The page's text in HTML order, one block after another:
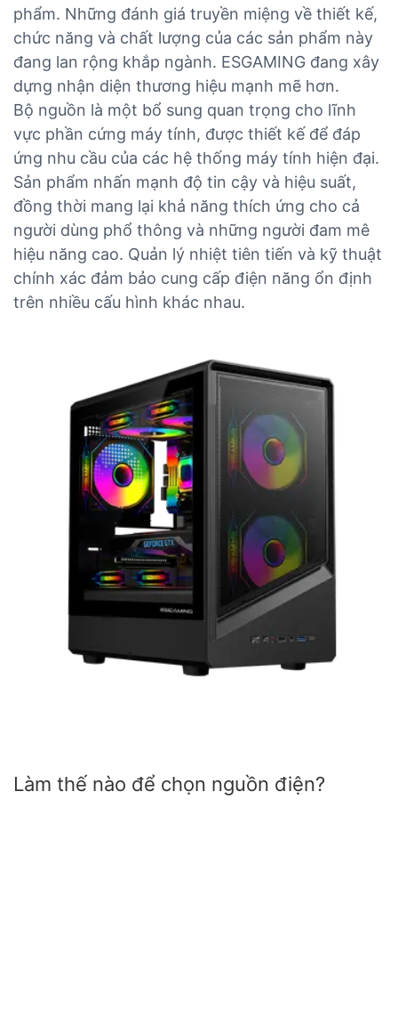
phẩm. Những đánh giá truyền miệng về thiết kế,
chức năng và chất lượng của các sản phẩm này
đang lan rộng khắp ngành. ESGAMING đang xây
dựng nhận diện thương hiệu mạnh mẽ hơn.
Bộ nguồn là một bổ sung quan trọng cho lĩnh
vực phần cứng máy tính, được thiết kế để đáp
ứng nhu cầu của các hệ thống máy tính hiện đại.
Sản phẩm nhấn mạnh độ tin cậy và hiệu suất,
đồng thời mang lại khả năng thích ứng cho cả
người dùng phổ thông và những người đam mê
hiệu năng cao. Quản lý nhiệt tiên tiến và kỹ thuật
chính xác đảm bảo cung cấp điện năng ổn định
trên nhiều cấu hình khác nhau.
Làm thế nào để chọn nguồn điện?